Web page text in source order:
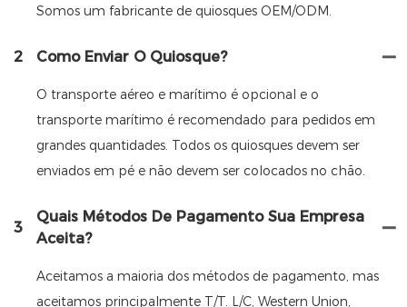
Somos um fabricante de quiosques OEM/ODM.
2 Como Enviar O Quiosque?
O transporte aéreo e marítimo é opcional e o
transporte marítimo é recomendado para pedidos em
grandes quantidades. Todos os quiosques devem ser
enviados em pé e não devem ser colocados no chão.
3
Quais Métodos De Pagamento Sua Empresa
Aceita?
Aceitamos a maioria dos métodos de pagamento, mas
aceitamos principalmente T/T. L/C, Western Union,